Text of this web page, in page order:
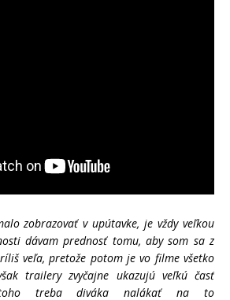
zobrazovať v upútavke, je vždy veľkou
dávam prednosť tomu, aby som sa z
veľa, pretože potom je vo filme všetko
trailery zvyčajne ukazujú veľkú časť
treba diváka nalákať na to